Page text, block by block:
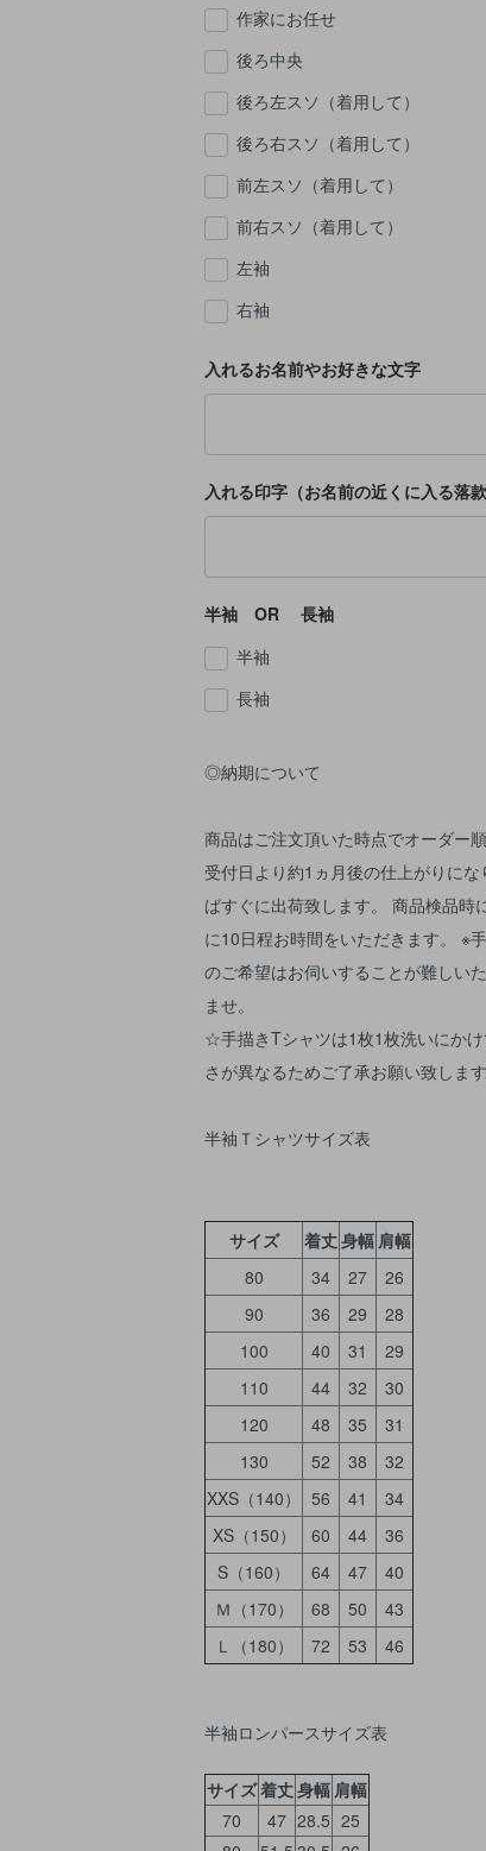
作家にお任せ
後ろ中央
後ろ左スソ（着用して）
後ろ右スソ（着用して）
前左スソ（着用して）
前右スソ（着用して）
左袖
右袖
入れるお名前やお好きな文字
入れる印字（お名前の近くに入る落款
半袖 OR 長袖
半袖
長袖
◎納期について
商品はご注文頂いた時点でオーダー
受付日より約1ヵ月後の仕上がりに
ばすぐに出荷致します。 商品検品時
に10日程お時間をいただきます。 ※
のご希望はお伺いすることが難しい
ませ。
☆手描きTシャツは1枚1枚洗いにか
さが異なるためご了承お願い致します
半袖Ｔシャツサイズ表
サイズ 着丈身幅 肩幅
80
34 27
26
90
36 29
28
100
40 31
29
110
44 32
30
120
48 35
31
130
52 38
32
XXS（140）
56 41
34
XS（150）
60 44
36
S（160）
64 47
40
Ｍ（170）
68 50
43
Ｌ（180）
72 53 46
半袖ロンパースサイズ表
サイズ着丈身幅 肩幅
70
47 28.5 25